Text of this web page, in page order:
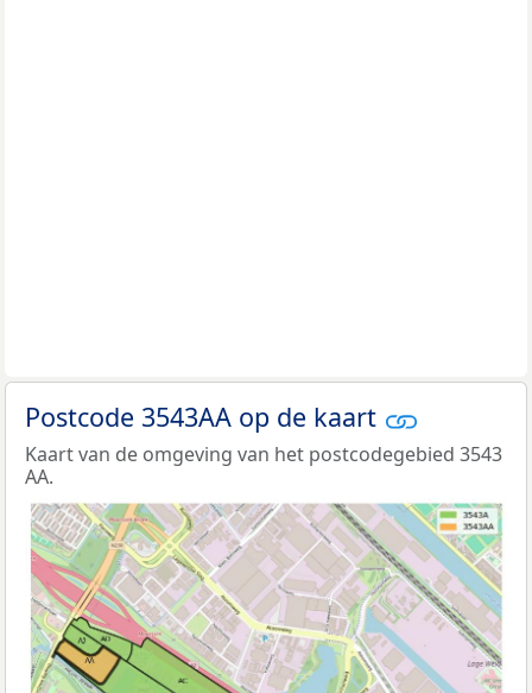
Postcode 3543AA op de kaart
Kaart van de omgeving van het postcodegebied 3543
AA.